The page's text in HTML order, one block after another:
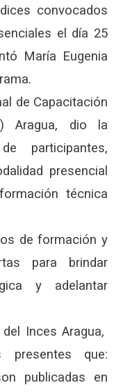
convocados
el día 25
María Eugenia
de Capacitación
Aragua, dio la
participantes,
presencial
técnica
de formación y
para brindar
y adelantar
Inces Aragua,
que:
publicadas en